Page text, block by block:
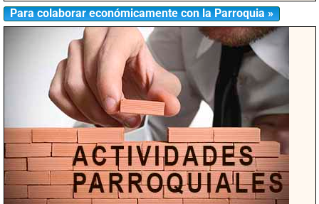
Para colaborar económicamente con la Parroquia »